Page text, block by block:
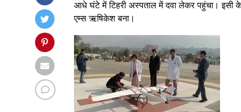
आधे घंटे में टिहरी अस्पताल में दवा लेकर पहुंचा। इसी
एम्स ऋषिकेश बना।